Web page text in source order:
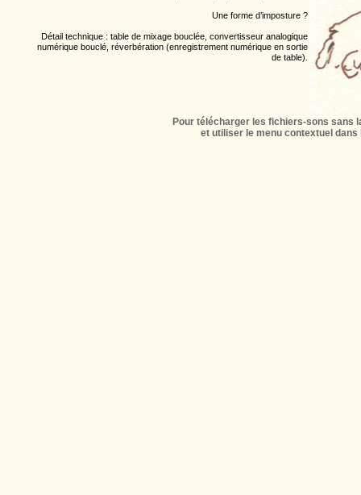
Une forme d’imposture ?
Détail technique : table de mixage bouclée, convertisseur analogique
numérique bouclé, réverbération (enregistrement numérique en sortie
de table).
Pour télécharger les fichiers-sons sans
et utiliser le menu contextuel